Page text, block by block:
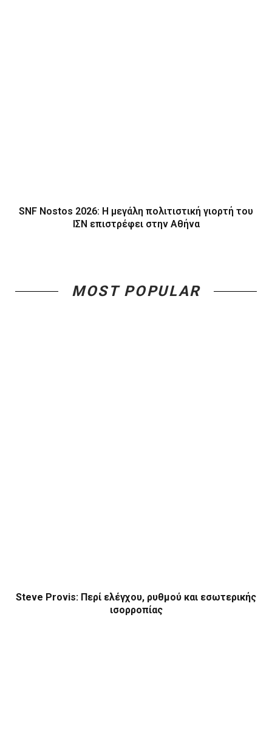
SNF Nostos 2026: Η μεγάλη πολιτιστική γιορτή του
ΙΣΝ επιστρέφει στην Αθήνα
MOST POPULAR
Steve Provis: Περί ελέγχου, ρυθμού και εσωτερικής
ισορροπίας